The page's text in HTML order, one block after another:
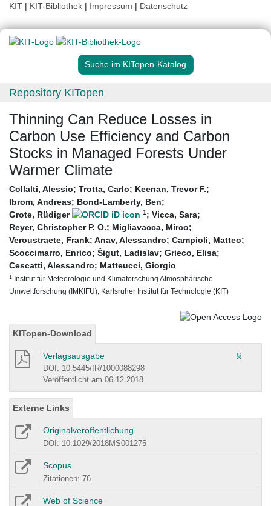
KIT | KIT-Bibliothek | Impressum | Datenschutz
Suche im KITopen-Katalog
Repository KITopen
Thinning Can Reduce Losses in
Carbon Use Efficiency and Carbon
Stocks in Managed Forests Under
Warmer Climate
Collalti, Alessio; Trotta, Carlo; Keenan, Trevor F.;
Ibrom, Andreas; Bond-Lamberty, Ben;
Grote, Rüdiger
1; Vicca, Sara;
Reyer, Christopher P. O.; Migliavacca, Mirco;
Veroustraete, Frank; Anav, Alessandro; Campioli, Matteo;
Scoccimarro, Enrico; Šigut, Ladislav; Grieco, Elisa;
Cescatti, Alessandro; Matteucci, Giorgio
1 Institut für Meteorologie und Klimaforschung Atmosphärische
Umweltforschung (IMKIFU), Karlsruher Institut für Technologie (KIT)
KITopen-Download
Verlagsausgabe §
DOI: 10.5445/IR/1000088298
Veröffentlicht am 06.12.2018
Externe Links
Originalveröffentlichung
DOI: 10.1029/2018MS001275
Scopus
Zitationen: 76
Web of Science